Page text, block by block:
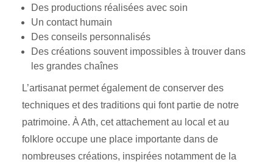
Des productions réalisées avec soin
Un contact humain
Des conseils personnalisés
Des créations souvent impossibles à trouver dans
les grandes chaînes
L’artisanat permet également de conserver des
techniques et des traditions qui font partie de notre
patrimoine. À Ath, cet attachement au local et au
folklore occupe une place importante dans de
nombreuses créations, inspirées notamment de la